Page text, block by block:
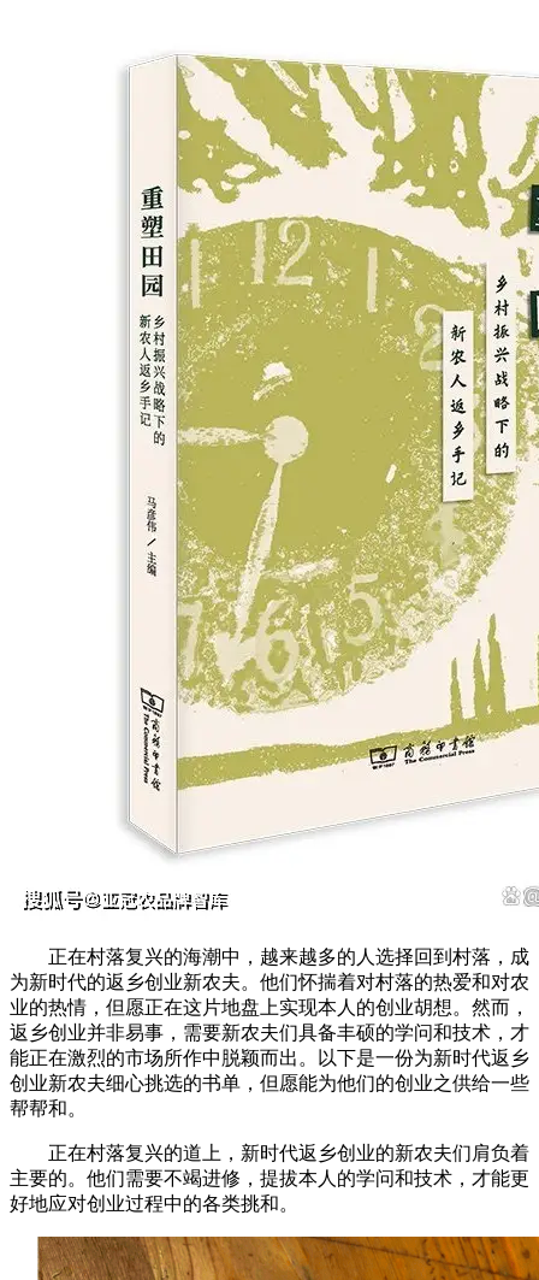
正在村落复兴的海潮中，越来越多的人选择回到村落，成
为新时代的返乡创业新农夫。他们怀揣着对村落的热爱和对农
业的热情，但愿正在这片地盘上实现本人的创业胡想。然而，
返乡创业并非易事，需要新农夫们具备丰硕的学问和技术，才
能正在激烈的市场所作中脱颖而出。以下是一份为新时代返乡
创业新农夫细心挑选的书单，但愿能为他们的创业之供给一些
帮帮和。
正在村落复兴的道上，新时代返乡创业的新农夫们肩负着
主要的。他们需要不竭进修，提拔本人的学问和技术，才能更
好地应对创业过程中的各类挑和。